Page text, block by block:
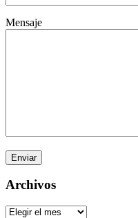
Mensaje
Archivos
Archivos